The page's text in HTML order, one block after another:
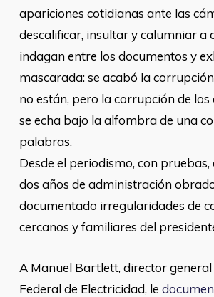
apariciones cotidianas ante las
descalificar, insultar y calumniar a
indagan entre los documentos y
mascarada: se acabó la
no están, pero la corrupción de los
se echa bajo la alfombra de una
palabras.
Desde el periodismo, con pruebas,
dos años de administración
documentado irregularidades de
cercanos y familiares del
A Manuel Bartlett, director
Federal de Electricidad, le